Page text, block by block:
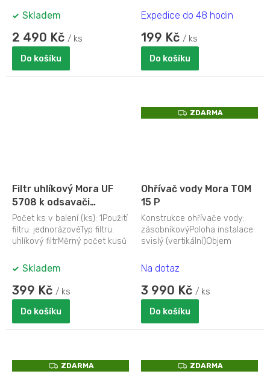
skleněná...
Skladem
2 490 Kč / ks
Do košíku
OP...
Expedice do 48 hodin
199 Kč / ks
Do košíku
Filtr uhlíkový Mora UF
5708 k odsavači
5708(841887)
Počet ks v balení (ks): 1Použití
filtru: jednorázovéTyp filtru:
uhlíkový filtrMěrný počet kusů
Skladem
399 Kč / ks
Do košíku
Z
D
ZDARMA
Ohřívač vody Mora TOM
15 P
Konstrukce ohřívače vody:
zásobníkovýPoloha instalace:
svislý (vertikální)Objem
ohřevu:...
Na dotaz
3 990 Kč / ks
Do košíku
Z
D
ZDARMA
Z
D
ZDARMA